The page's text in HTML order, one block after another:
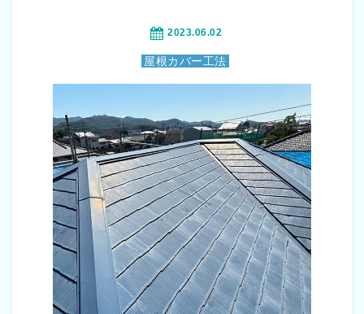
2023.06.02
屋根カバー工法